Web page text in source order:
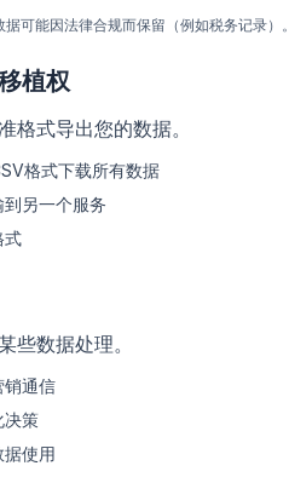
可能因法律合规而保留（例如税务记录）。
植权
格式导出您的数据。
格式下载所有数据
另一个服务
式
些数据处理。
销通信
决策
使用